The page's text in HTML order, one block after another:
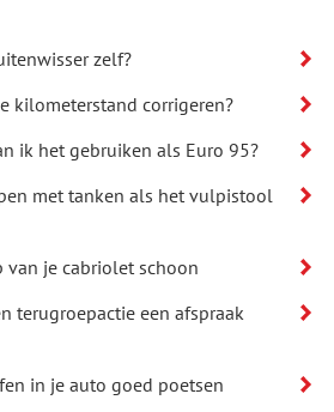
zelf?
kilometerstand corrigeren?
ik het gebruiken als Euro 95?
met tanken als het vulpistool
van je cabriolet schoon
terugroepactie een afspraak
in je auto goed poetsen